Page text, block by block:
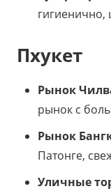
Пхукет
Рынок
рынок с
Рынок
Патонге,
Уличные